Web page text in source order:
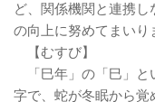
ど、関係機関と連携
の向上に努めてまいり
【むすび】
「巳年」の「巳」と
字で、蛇が冬眠から覚